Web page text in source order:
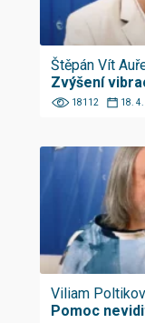
Štěpán Vít
Zvýšení
18112 18.
Viliam
Pomoc